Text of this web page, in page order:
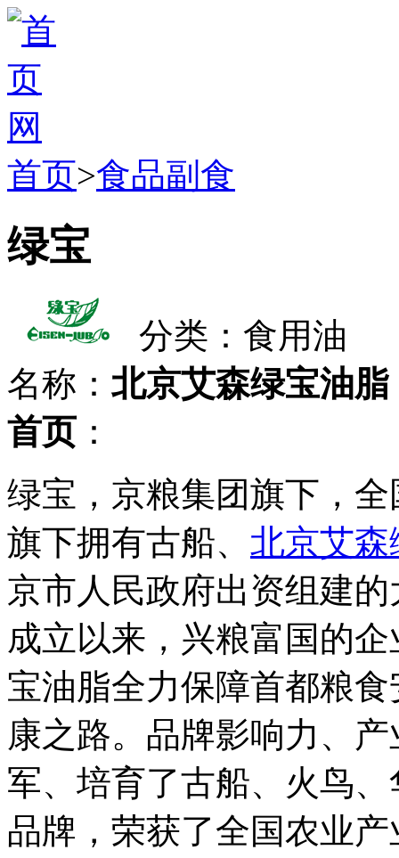
首页>食品副食
绿宝
分类：食用油
名称： 北京艾森绿宝油脂
首页 ：
绿宝，京粮集团旗下，
旗下拥有古船、 北京艾
京市人民政府出资组建
成立以来，兴粮富国的
宝油脂全力保障首都粮
康之路。品牌影响力、
军、培育了古船、火鸟
品牌，荣获了全国农业